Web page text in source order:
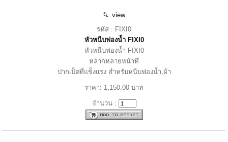
view
รหัส : FIXI0
หัวหนีบฟองน้ำ FIXI0
หัวหนีบฟองน้ำ FIXI0
หลากหลายหน้าที่
ปากเป็ดที่แข็งแรง สำหรับหนีบฟองน้ำ,ผ้า
ราคา: 1,150.00 บาท
จำนวน :